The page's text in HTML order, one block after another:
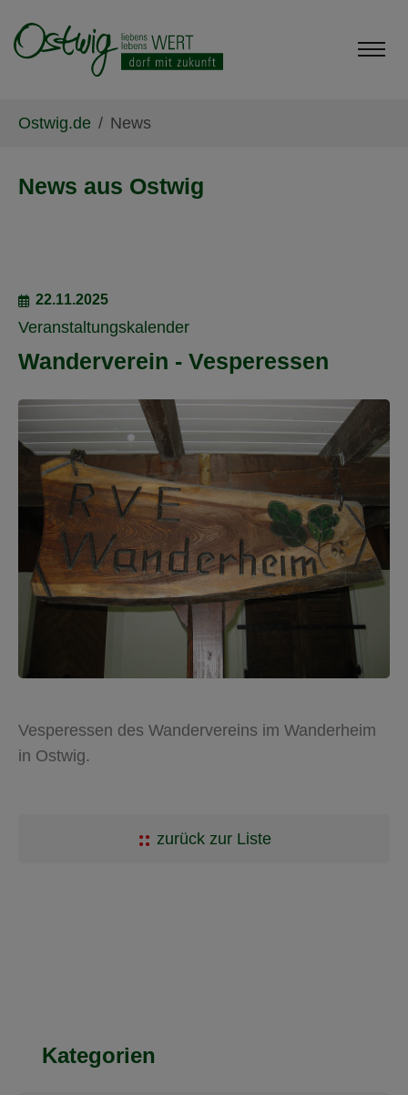
Ostwig.de News
News aus Ostwig
22.11.2025
Veranstaltungskalender
Wanderverein - Vesperessen
Vesperessen des Wandervereins im Wanderheim
in Ostwig.
zurück zur Liste
Kategorien